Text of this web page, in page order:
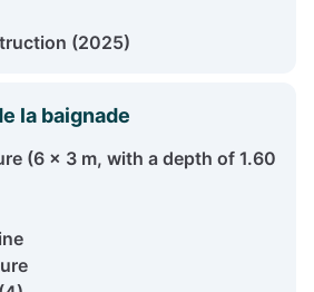
(2025)
la baignade
(6 x 3 m, with a depth of 1.60